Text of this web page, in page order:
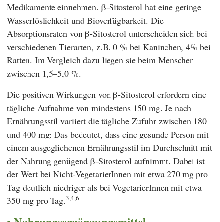
Medikamente einnehmen. β-Sitosterol hat eine geringe
Wasserlöslichkeit und Bioverfügbarkeit. Die
Absorptionsraten von β-Sitosterol unterscheiden sich bei
verschiedenen Tierarten, z.B. 0 % bei Kaninchen, 4% bei
Ratten. Im Vergleich dazu liegen sie beim Menschen
zwischen 1,5–5,0 %.
Die positiven Wirkungen von β-Sitosterol erfordern eine
tägliche Aufnahme von mindestens 150 mg. Je nach
Ernährungsstil variiert die tägliche Zufuhr zwischen 180
und 400 mg: Das bedeutet, dass eine gesunde Person mit
einem ausgeglichenen Ernährungsstil im Durchschnitt mit
der Nahrung genügend β-Sitosterol aufnimmt. Dabei ist
der Wert bei Nicht-VegetarierInnen mit etwa 270 mg pro
Tag deutlich niedriger als bei VegetarierInnen mit etwa
350 mg pro Tag.3,4,6